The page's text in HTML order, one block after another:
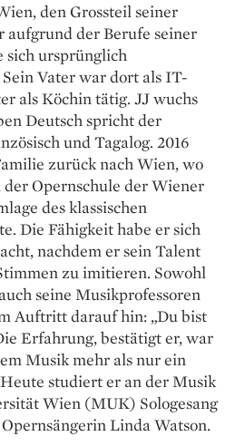
den Grossteil seiner
der Berufe seiner
sich ursprünglich
Vater war dort als IT-
als Köchin tätig. JJ wuchs
Deutsch spricht der
und Tagalog. 2016
zurück nach Wien, wo
Opernschule der Wiener
des klassischen
Die Fähigkeit habe er sich
nachdem er sein Talent
zu imitieren. Sowohl
seine Musikprofessoren
Auftritt darauf hin: „Du bist
Erfahrung, bestätigt er, war
Musik mehr als nur ein
studiert er an der Musik
Wien (MUK) Sologesang
Linda Watson.